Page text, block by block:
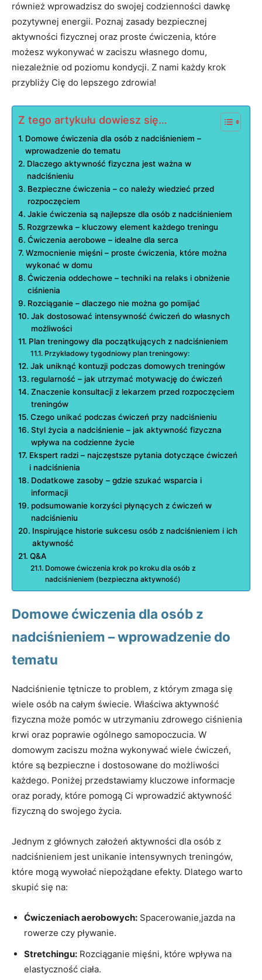
również wprowadzisz do swojej codzienności dawkę
pozytywnej energii. Poznaj zasady bezpiecznej
aktywności fizycznej oraz proste ćwiczenia, które
możesz wykonywać w zaciszu własnego domu,
niezależnie od poziomu kondycji. Z nami każdy krok
przybliży Cię do lepszego zdrowia!
Z tego artykułu dowiesz się…
Domowe ćwiczenia dla osób z nadciśnieniem –
wprowadzenie do tematu
Dlaczego aktywność fizyczna jest ważna w
nadciśnieniu
Bezpieczne ćwiczenia – co należy wiedzieć przed
rozpoczęciem
Jakie ćwiczenia są najlepsze dla osób z nadciśnieniem
Rozgrzewka – kluczowy element każdego treningu
Ćwiczenia aerobowe – idealne dla serca
Wzmocnienie mięśni – proste ćwiczenia, które można
wykonać w domu
Ćwiczenia oddechowe – techniki na relaks i obniżenie
ciśnienia
Rozciąganie – dlaczego nie można go pomijać
Jak dostosować intensywność ćwiczeń do własnych
możliwości
Plan treningowy dla początkujących z nadciśnieniem
Przykładowy tygodniowy plan treningowy:
Jak uniknąć kontuzji podczas domowych treningów
regularność – jak utrzymać motywację do ćwiczeń
Znaczenie konsultacji z lekarzem przed rozpoczęciem
treningów
Czego unikać podczas ćwiczeń przy nadciśnieniu
Styl życia a nadciśnienie – jak aktywność fizyczna
wpływa na codzienne życie
Ekspert radzi – najczęstsze pytania dotyczące ćwiczeń
i nadciśnienia
Dodatkowe zasoby – gdzie szukać wsparcia i
informacji
podsumowanie korzyści płynących z ćwiczeń w
nadciśnieniu
Inspirujące historie sukcesu osób z nadciśnieniem i ich
aktywność
Q&A
Domowe ćwiczenia krok po kroku dla osób z
nadciśnieniem (bezpieczna aktywność)
Domowe ćwiczenia dla osób z
nadciśnieniem – wprowadzenie do
tematu
Nadciśnienie tętnicze to problem, z którym zmaga się
wiele osób na całym świecie. Właściwa aktywność
fizyczna może pomóc w utrzymaniu zdrowego ciśnienia
krwi oraz poprawie ogólnego samopoczucia. W
domowym zaciszu można wykonywać wiele ćwiczeń,
które są bezpieczne i dostosowane do możliwości
każdego. Poniżej przedstawiamy kluczowe informacje
oraz porady, które pomogą Ci wprowadzić aktywność
fizyczną do swojego życia.
Jednym z głównych założeń aktywności dla osób z
nadciśnieniem jest unikanie intensywnych treningów,
które mogą wywołać niepożądane efekty. Dlatego warto
skupić się na:
Ćwiczeniach aerobowych: Spacerowanie,jazda na
rowerze czy pływanie.
Stretchingu: Rozciąganie mięśni, które wpływa na
elastyczność ciała.